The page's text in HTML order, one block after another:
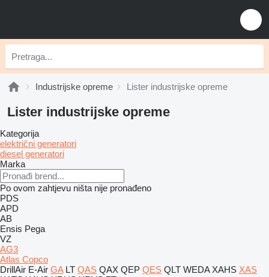
Industrijske opreme Lister industrijske opreme
Lister industrijske opreme
Kategorija
električni generatori
diesel generatori
Marka
Po ovom zahtjevu ništa nije pronađeno
PDS
APD
AB
Ensis Pega
VZ
AG3
Atlas Copco
DrillAir E-Air GA LT QAS QAX QEP QES QLT WEDA XAHS XAS